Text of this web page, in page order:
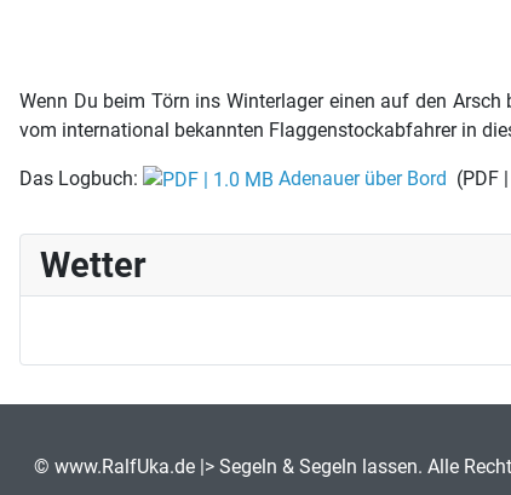
Wetter
Wenn Du beim Törn ins Winterlager einen auf den
vom international bekannten Flaggenstockabfahrer in
Das Logbuch: Adenauer über Bord (PDF
© www.RalfUka.de |> Segeln & Segeln lassen. Alle